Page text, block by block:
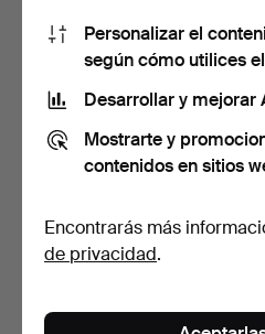
nuestro archivo
tu búsqueda.
Mostrar todos los lotes
Personalizar el
según cómo utilices
Desarrollar y mejorar
Mostrarte y
contenidos en sitios
Encontrarás más
de privacidad.